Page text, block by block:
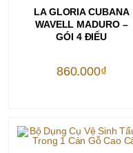
LA GLORIA CUBANA
WAVELL MADURO –
GÓI 4 ĐIẾU
860.000₫